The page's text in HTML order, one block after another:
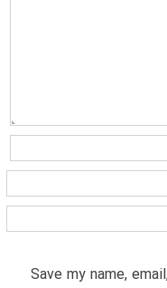
Save my name,